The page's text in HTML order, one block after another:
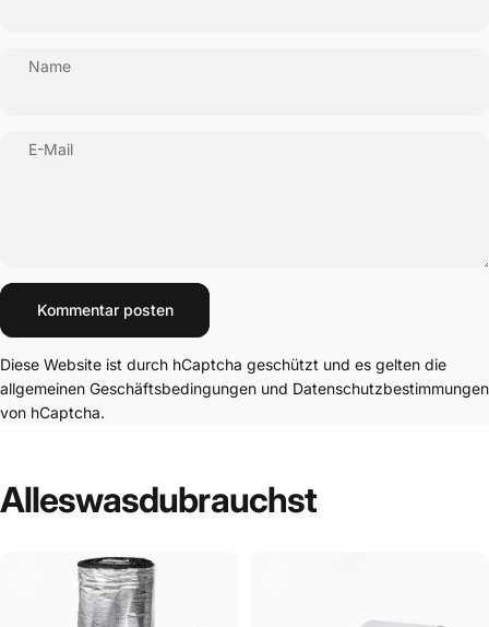
Name
E-Mail
Nachricht
Kommentar posten
Diese Website ist durch hCaptcha geschützt und es gelten die
allgemeinen Geschäftsbedingungen und Datenschutzbestimmungen
von hCaptcha.
Alleswasdubrauchst